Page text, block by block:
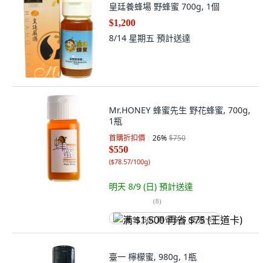
皇廷養蜂場 野蜂蜜 700g, 1個
$1,200
8/14 星期五 預計送達
Mr.HONEY 蜂蜜先生 野花蜂蜜, 700g,
1瓶
首購折扣價 26%$750
$550
($78.57/100g)
明天 8/9 (日) 預計送達
(8)
满 $1,500 再省 $75 (王道卡)
臺一 檸檬蜜, 980g, 1瓶